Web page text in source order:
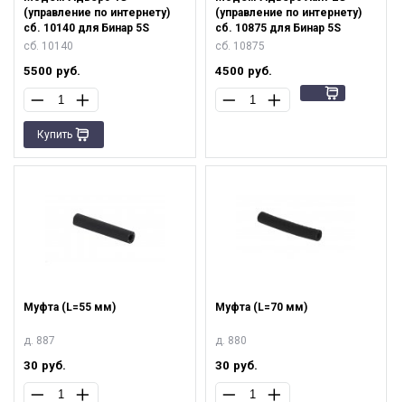
(управление по интернету)
сб. 10140 для Бинар 5S
сб. 10140
5500 руб.
Купить
(управление по интернету)
сб. 10875 для Бинар 5S
сб. 10875
4500 руб.
Муфта (L=55 мм)
д. 887
30 руб.
Муфта (L=70 мм)
д. 880
30 руб.